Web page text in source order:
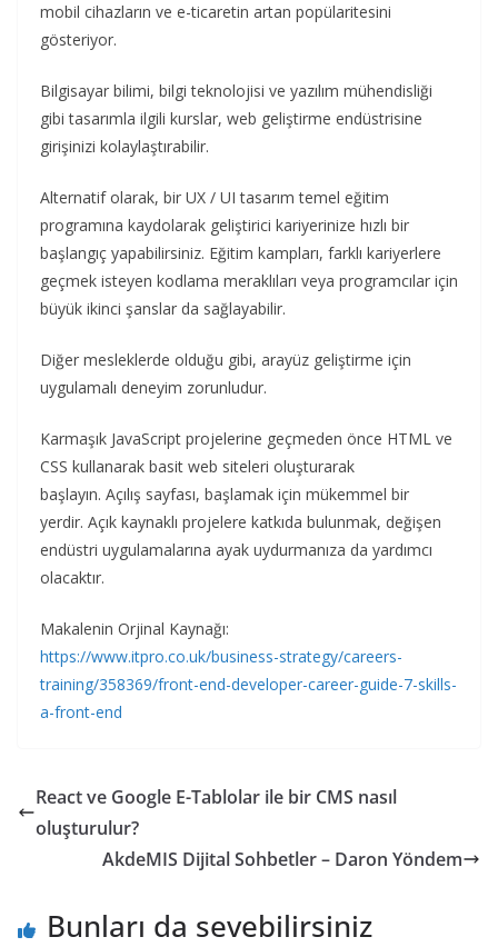
mobil cihazların ve e-ticaretin artan popülaritesini
gösteriyor.
Bilgisayar bilimi, bilgi teknolojisi ve yazılım mühendisliği
gibi tasarımla ilgili kurslar, web geliştirme endüstrisine
girişinizi kolaylaştırabilir.
Alternatif olarak, bir UX / UI tasarım temel eğitim
programına kaydolarak geliştirici kariyerinize hızlı bir
başlangıç ​​yapabilirsiniz. Eğitim kampları, farklı kariyerlere
geçmek isteyen kodlama meraklıları veya programcılar için
büyük ikinci şanslar da sağlayabilir.
Diğer mesleklerde olduğu gibi, arayüz geliştirme için
uygulamalı deneyim zorunludur.
Karmaşık JavaScript projelerine geçmeden önce HTML ve
CSS kullanarak basit web siteleri oluşturarak
başlayın. Açılış sayfası, başlamak için mükemmel bir
yerdir. Açık kaynaklı projelere katkıda bulunmak, değişen
endüstri uygulamalarına ayak uydurmanıza da yardımcı
olacaktır.
Makalenin Orjinal Kaynağı:
https://www.itpro.co.uk/business-strategy/careers-
training/358369/front-end-developer-career-guide-7-skills-
a-front-end
React ve Google E-Tablolar ile bir CMS nasıl
oluşturulur?
AkdeMIS Dijital Sohbetler – Daron Yöndem
Bunları da sevebilirsiniz